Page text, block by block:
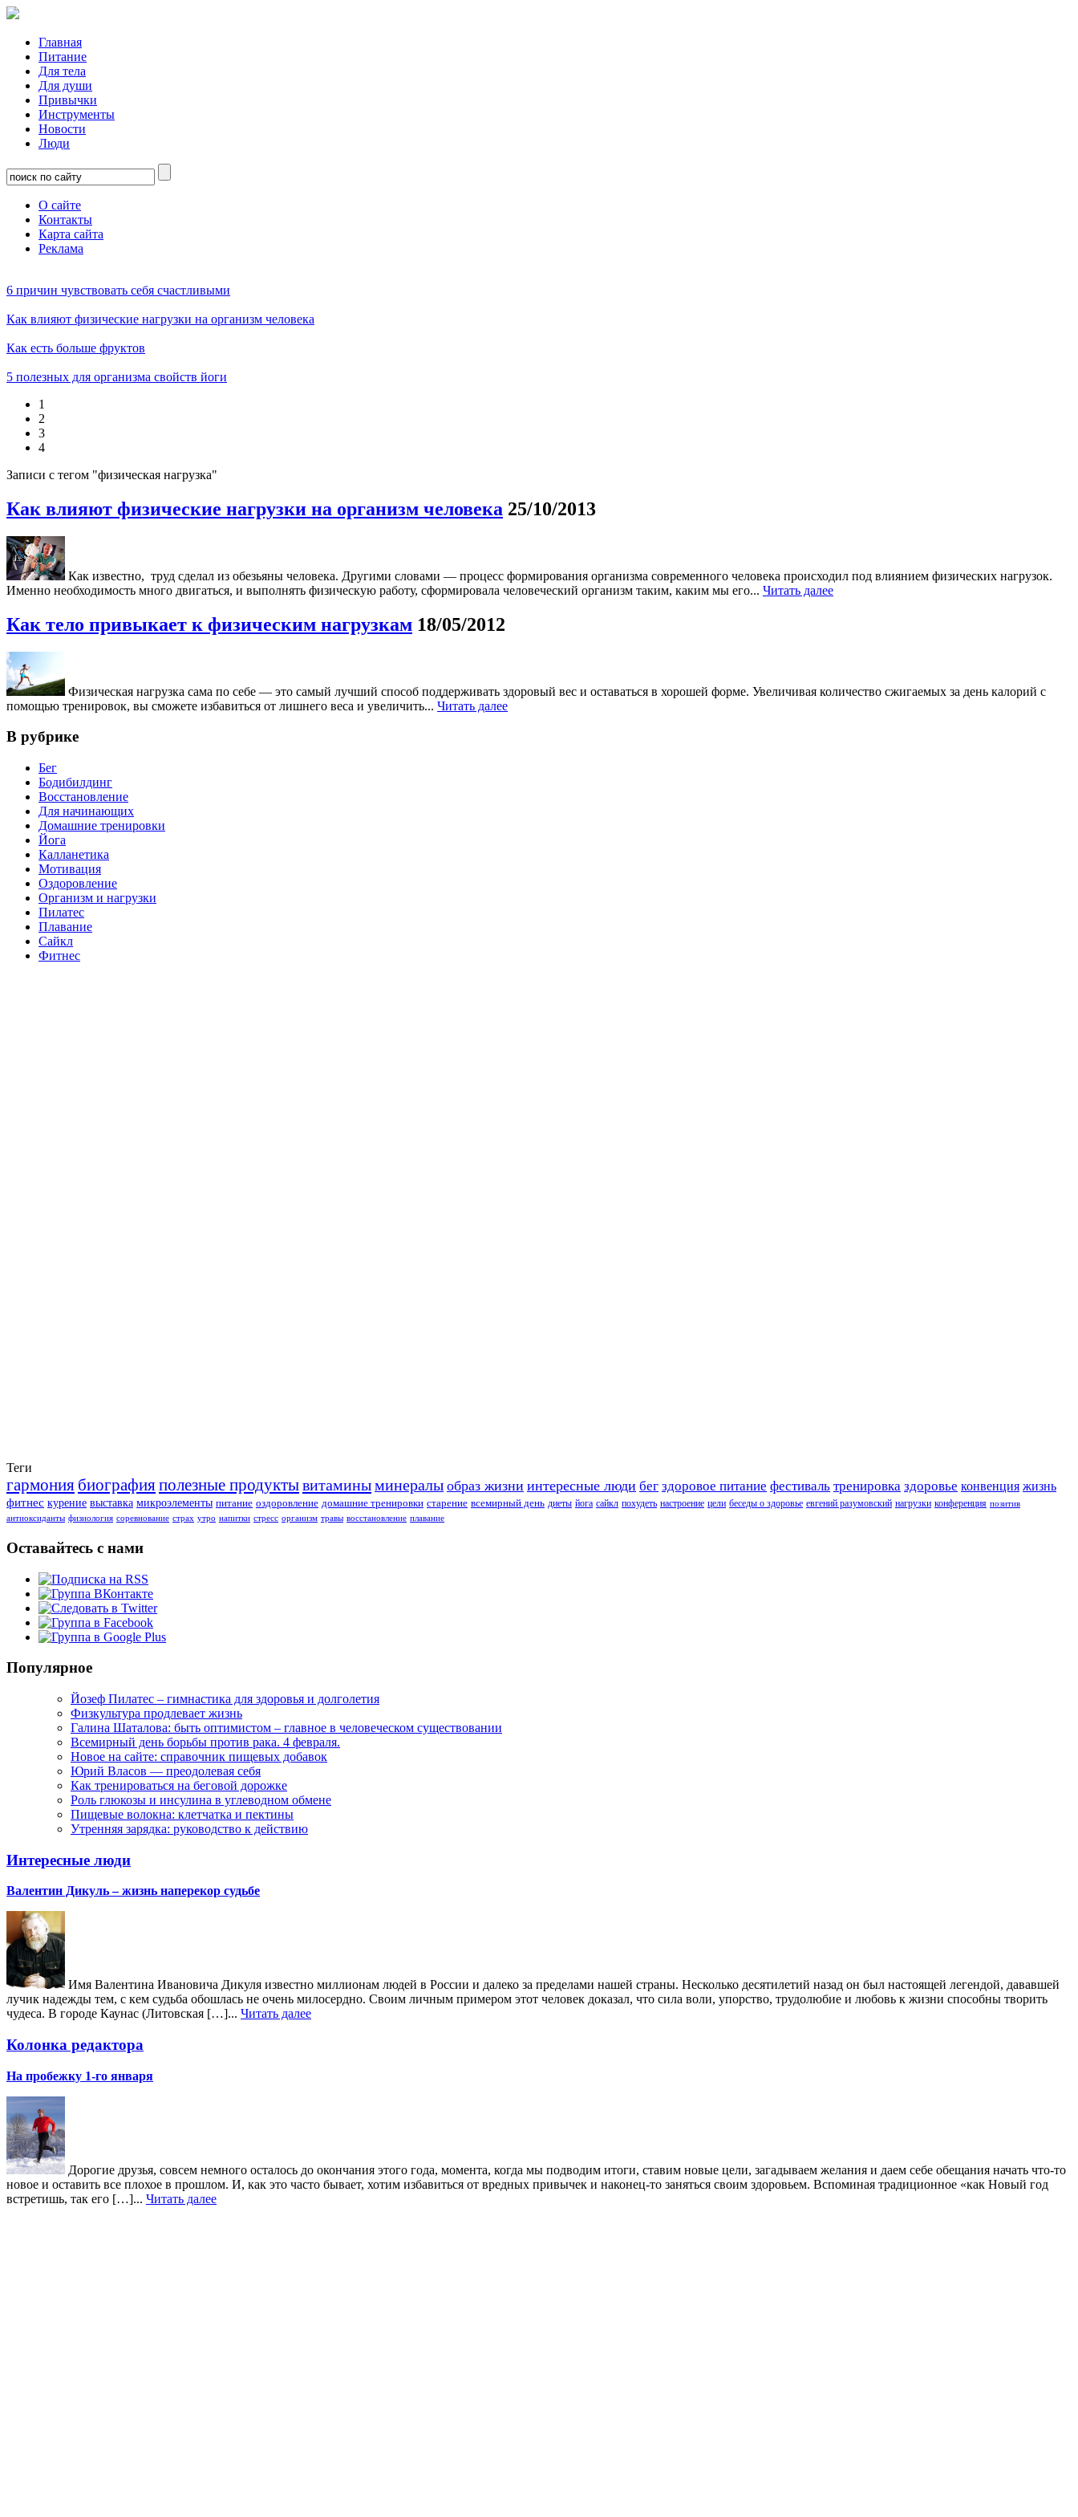
Главная
Питание
Для тела
Для души
Привычки
Инструменты
Новости
Люди
О сайте
Контакты
Карта сайта
Реклама
6 причин чувствовать себя счастливыми
Как влияют физические нагрузки на организм человека
Как есть больше фруктов
5 полезных для организма свойств йоги
1
2
3
4
Записи с тегом "физическая нагрузка"
Как влияют физические нагрузки на организм человека 25/10/2013
Как известно, труд сделал из обезьяны человека. Другими словами — процесс формирования организма современного человека происходил под влиянием физических нагрузок.
Именно необходимость много двигаться, и выполнять физическую работу, сформировала человеческий организм таким, каким мы его... Читать далее
Как тело привыкает к физическим нагрузкам 18/05/2012
Физическая нагрузка сама по себе — это самый лучший способ поддерживать здоровый вес и оставаться в хорошей форме. Увеличивая количество сжигаемых за день калорий с
помощью тренировок, вы сможете избавиться от лишнего веса и увеличить... Читать далее
В рубрике
Бег
Бодибилдинг
Восстановление
Для начинающих
Домашние тренировки
Йога
Калланетика
Мотивация
Оздоровление
Организм и нагрузки
Пилатес
Плавание
Сайкл
Фитнес
Теги
гармония биографияполезные продуктывитаминыминералы образ жизни интересные люди бег здоровое питание фестиваль тренировка здоровье конвенция жизнь
фитнес курение выставка микроэлементы питание оздоровление домашние тренировки старение всемирный день диеты йога сайкл похудеть настроение цели беседы о здоровье евгений разумовский нагрузки конференция позитив
антиоксиданты физиология соревнование страх утро напитки стресс организм травы восстановление плавание
Оставайтесь с нами
Популярное
Йозеф Пилатес – гимнастика для здоровья и долголетия
Физкультура продлевает жизнь
Галина Шаталова: быть оптимистом – главное в человеческом существовании
Всемирный день борьбы против рака. 4 февраля.
Новое на сайте: справочник пищевых добавок
Юрий Власов — преодолевая себя
Как тренироваться на беговой дорожке
Роль глюкозы и инсулина в углеводном обмене
Пищевые волокна: клетчатка и пектины
Утренняя зарядка: руководство к действию
Интересные люди
Валентин Дикуль – жизнь наперекор судьбе
Имя Валентина Ивановича Дикуля известно миллионам людей в России и далеко за пределами нашей страны. Несколько десятилетий назад он был настоящей легендой, дававшей
лучик надежды тем, с кем судьба обошлась не очень милосердно. Своим личным примером этот человек доказал, что сила воли, упорство, трудолюбие и любовь к жизни способны творить
чудеса. В городе Каунас (Литовская […]... Читать далее
Колонка редактора
На пробежку 1-го января
Дорогие друзья, совсем немного осталось до окончания этого года, момента, когда мы подводим итоги, ставим новые цели, загадываем желания и даем себе обещания начать что-то
новое и оставить все плохое в прошлом. И, как это часто бывает, хотим избавиться от вредных привычек и наконец-то заняться своим здоровьем. Вспоминая традиционное «как Новый год
встретишь, так его […]... Читать далее